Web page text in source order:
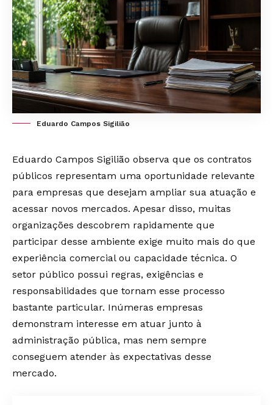
Eduardo Campos Sigilião
Eduardo Campos Sigilião observa que os contratos
públicos representam uma oportunidade relevante
para empresas que desejam ampliar sua atuação e
acessar novos mercados. Apesar disso, muitas
organizações descobrem rapidamente que
participar desse ambiente exige muito mais do que
experiência comercial ou capacidade técnica. O
setor público possui regras, exigências e
responsabilidades que tornam esse processo
bastante particular. Inúmeras empresas
demonstram interesse em atuar junto à
administração pública, mas nem sempre
conseguem atender às expectativas desse
mercado.